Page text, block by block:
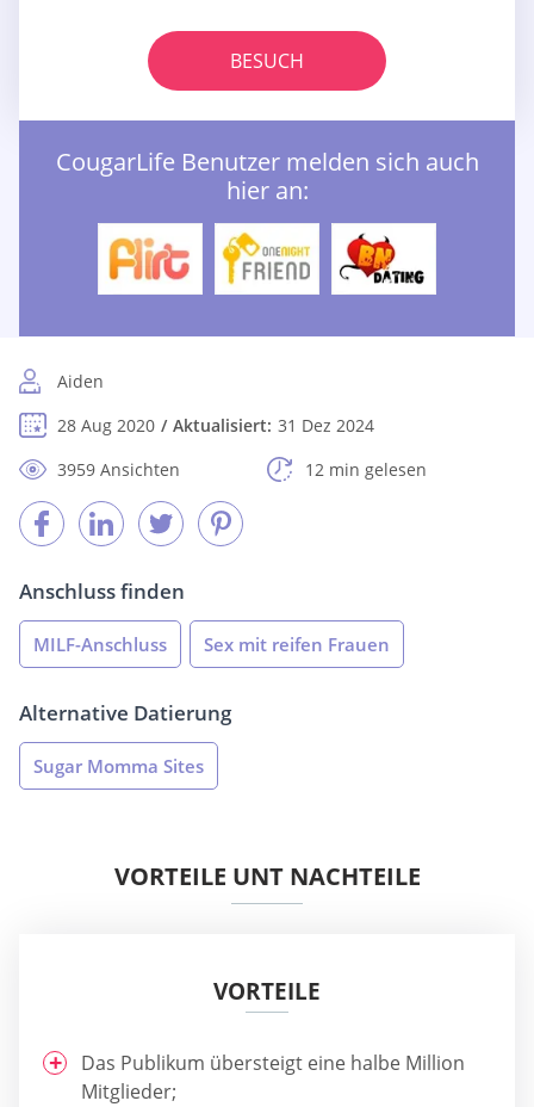
BESUCH
CougarLife Benutzer melden sich auch
hier an:
Aiden
28 Aug 2020
Aktualisiert: 31 Dez 2024
3959 Ansichten
12 min gelesen
Anschluss finden
MILF-Anschluss Sex mit reifen Frauen
Alternative Datierung
Sugar Momma Sites
VORTEILE UNT NACHTEILE
VORTEILE
Das Publikum übersteigt eine halbe Million
Mitglieder;